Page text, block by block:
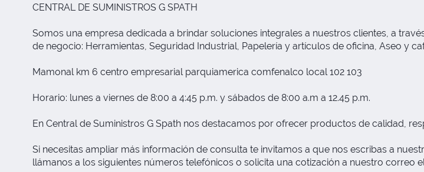
CENTRAL DE SUMINISTROS G SPATH
Somos una empresa dedicada a brindar soluciones integrales a nuestros clientes, a
de negocio: Herramientas, Seguridad Industrial, Papelería y artículos de oficina, Aseo y
Mamonal km 6 centro empresarial parquiamerica comfenalco local 102 103
Horario: lunes a viernes de 8:00 a 4:45 p.m. y sábados de 8:00 a.m a 12.45 p.m.
En Central de Suministros G Spath nos destacamos por ofrecer productos de calidad,
Si necesitas ampliar más información de consulta te invitamos a que nos escribas a
llámanos a los siguientes números telefónicos o solicita una cotización a nuestro correo